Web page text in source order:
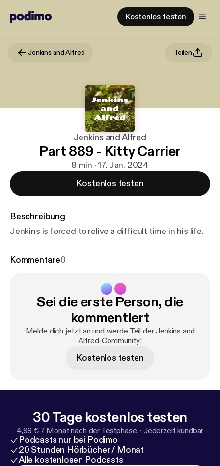
Kostenlos testen
Jenkins and Alfred Teilen
Jenkins and Alfred
Part 889 - Kitty Carrier
8 min · 17. Jan. 2024
Kostenlos testen
Beschreibung
Jenkins is forced to relive a difficult time in his life.
Kommentare0
Sei die erste Person, die
kommentiert
Melde dich jetzt an und werde Teil der Jenkins and
Alfred-Community!
Kostenlos testen
30 Tage kostenlos testen
4,99 € / Monat nach der Testphase. · Jederzeit kündbar
Podcasts nur bei Podimo
20 Stunden Hörbücher / Monat
Alle kostenlosen Podcasts